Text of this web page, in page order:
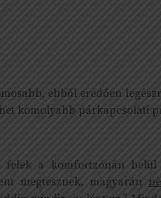
ebből eredően
komolyabb párkapcsolati
felek a komfortzónán belül
megtesznek, magyarán